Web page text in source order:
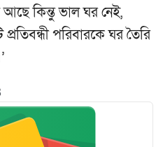
কিন্তু ভাল ঘর নেই,
পরিবারকে ঘর তৈরি